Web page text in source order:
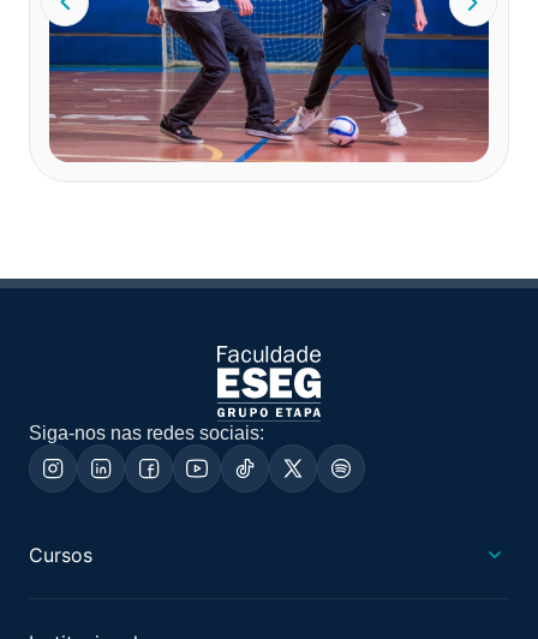
Siga-nos nas redes sociais:
Cursos